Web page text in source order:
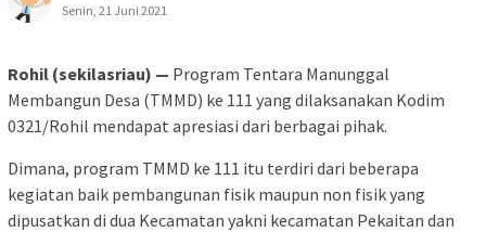
Senin, 21 Juni 2021
Rohil (sekilasriau) — Program Tentara Manunggal
Membangun Desa (TMMD) ke 111 yang dilaksanakan Kodim
0321/Rohil mendapat apresiasi dari berbagai pihak.
Dimana, program TMMD ke 111 itu terdiri dari beberapa
kegiatan baik pembangunan fisik maupun non fisik yang
dipusatkan di dua Kecamatan yakni kecamatan Pekaitan dan